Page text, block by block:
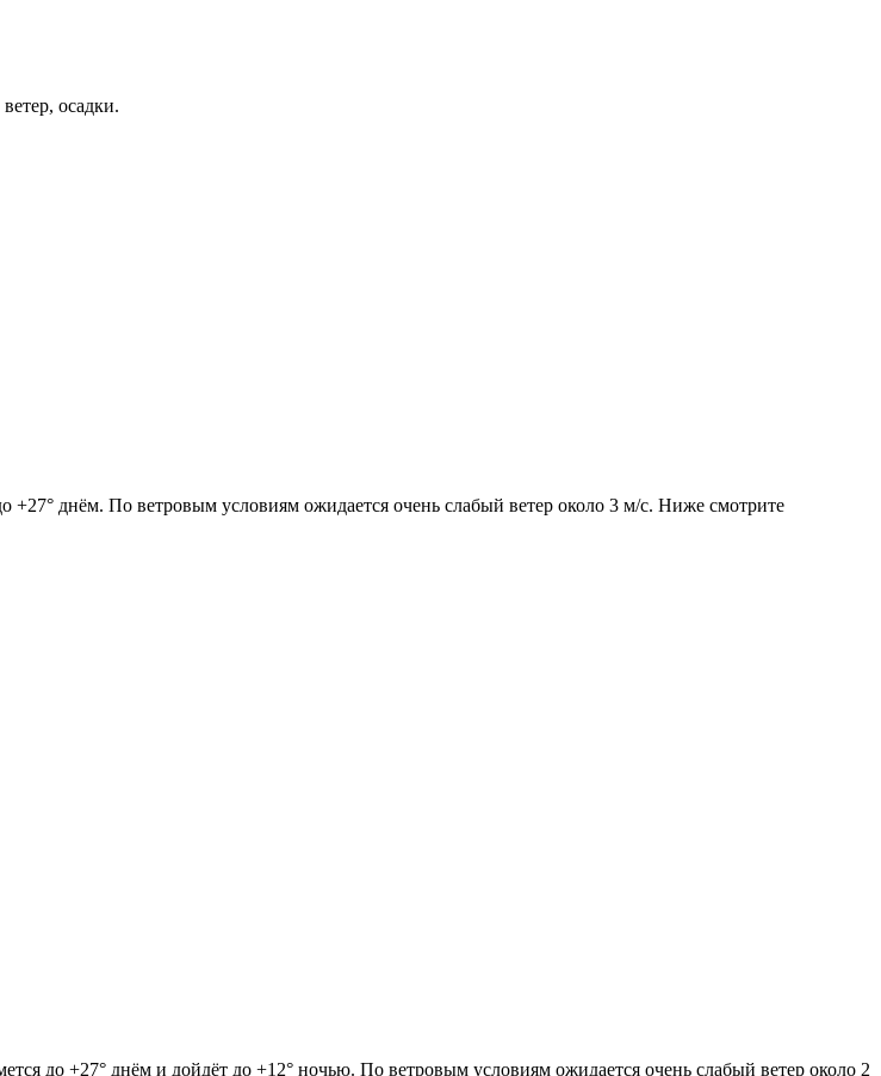
осадки.
+27° днём. По ветровым условиям ожидается очень слабый ветер около 3 м/с. Ниже смотрите
до +27° днём и дойдёт до +12° ночью. По ветровым условиям ожидается очень слабый ветер около 2